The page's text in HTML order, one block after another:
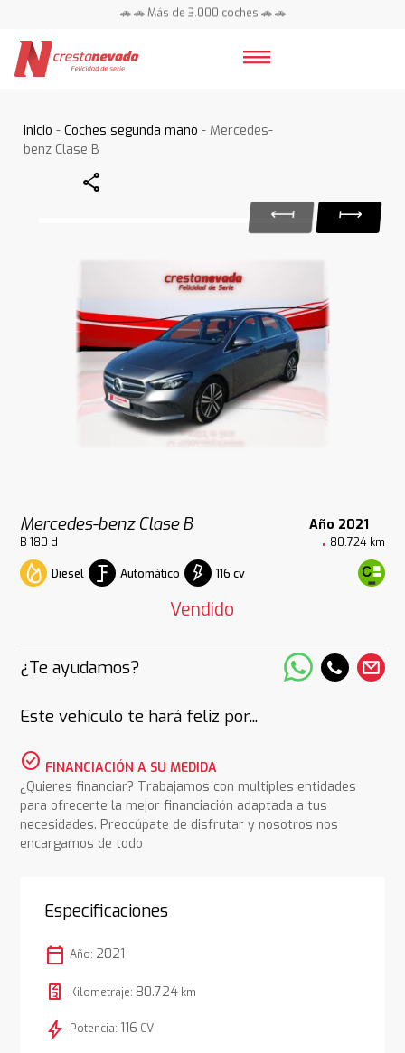
🚗 🚗 Más de 3.000 coches 🚗 🚗
Inicio -Coches segunda mano - Mercedes-
benz Clase B
Share
Mercedes-benz Clase B Año 2021
B 180 d 80.724 km
Diesel Automático 116 cv
Vendido
¿Te ayudamos?
Este vehículo te hará feliz por...
check_circle FINANCIACIÓN A SU MEDIDA
¿Quieres financiar? Trabajamos con multiples entidades
para ofrecerte la mejor financiación adaptada a tus
necesidades. Preocúpate de disfrutar y nosotros nos
encargamos de todo
Especificaciones
calendar_today Año: 2021
Kilometraje: 80.724km
bolt Potencia: 116 CV